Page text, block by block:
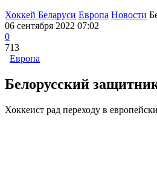
Хоккей Беларуси Европа Новости
06 сентября 2022 07:02
0
713
Европа
Белорусский
Хоккеист рад переходу в